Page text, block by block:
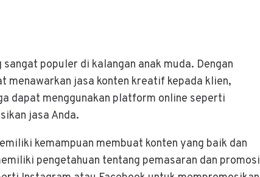
populer di kalangan anak muda. Dengan
menawarkan jasa konten kreatif kepada klien,
dapat menggunakan platform online seperti
jasa Anda.
kemampuan membuat konten yang baik dan
pengetahuan tentang pemasaran dan promosi